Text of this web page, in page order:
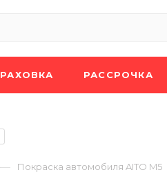
РАССРОЧКА
— Покраска автомобиля AITO M5